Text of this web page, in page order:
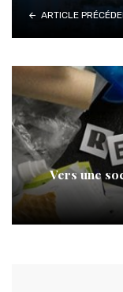
ARTICLE
Vers une